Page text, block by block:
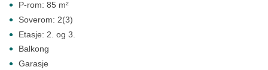
P-rom: 85 m²
Soverom: 2(3)
Etasje: 2. og 3.
Balkong
Garasje